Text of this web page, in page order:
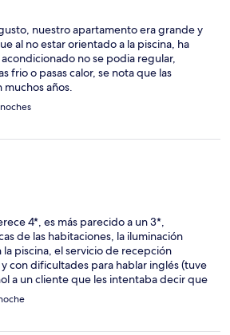
nuestro apartamento era grande y
al no estar orientado a la piscina, ha
no se podia regular,
frio o pasas calor, se nota que las
muchos años.
4*, es más parecido a un 3*,
de las habitaciones, la iluminación
piscina, el servicio de recepción
con dificultades para hablar inglés (tuve
a un cliente que les intentaba decir que
en la puerta (nada complicado de
tampoco hablaba nada